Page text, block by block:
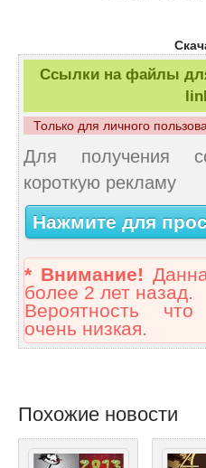
Ссылки на файлы для
Только для личного
Для получения
короткую рекламу
Нажмите для
* Внимание!
более 2 лет назад.
Вероятность
очень низкая.
Похожие новости